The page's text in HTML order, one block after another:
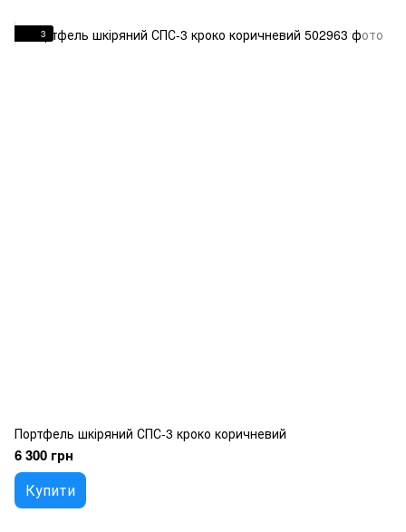
3
Портфель шкіряний СПС-3 кроко коричневий
6 300 грн
Купити